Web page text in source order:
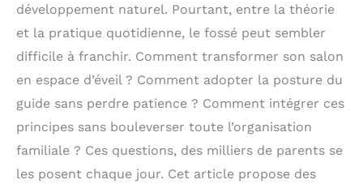
développement naturel. Pourtant, entre la théorie
et la pratique quotidienne, le fossé peut sembler
difficile à franchir. Comment transformer son salon
en espace d’éveil ? Comment adopter la posture du
guide sans perdre patience ? Comment intégrer ces
principes sans bouleverser toute l’organisation
familiale ? Ces questions, des milliers de parents se
les posent chaque jour. Cet article propose des